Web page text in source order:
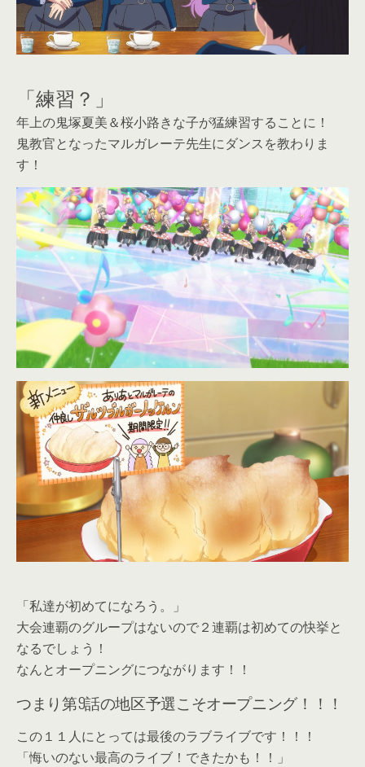
「練習？」
年上の鬼塚夏美＆桜小路きな子が猛練習することに！
鬼教官となったマルガレーテ先生にダンスを教わりま
す！
「私達が初めてになろう。」
大会連覇のグループはないので２連覇は初めての快挙と
なるでしょう！
なんとオープニングにつながります！！
つまり第9話の地区予選こそオープニング！！！
この１１人にとっては最後のラブライブです！！！
「悔いのない最高のライブ！できたかも！！」